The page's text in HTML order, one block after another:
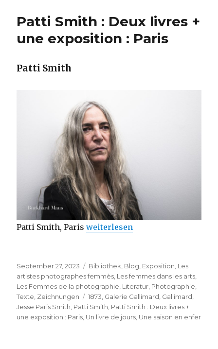
Patti Smith : Deux livres +
une exposition : Paris
Patti Smith
Patti Smith, Paris„Patti Smith : Deux livres + une
weiterlesen
Veröffentlicht
am
September 27, 2023 Kategorien
Bibliothek Blog Exposition Les
artistes photographes femmès Les femmes dans les arts
Les Femmes de la photographie Literatur Photographie
Texte Zeichnungen Schlagwörter
1873 Galerie Gallimard Gallimard
Jesse Paris Smith Patti Smith Patti Smith : Deux livres +
une exposition : Paris Un livre de jours Une saison en enfer